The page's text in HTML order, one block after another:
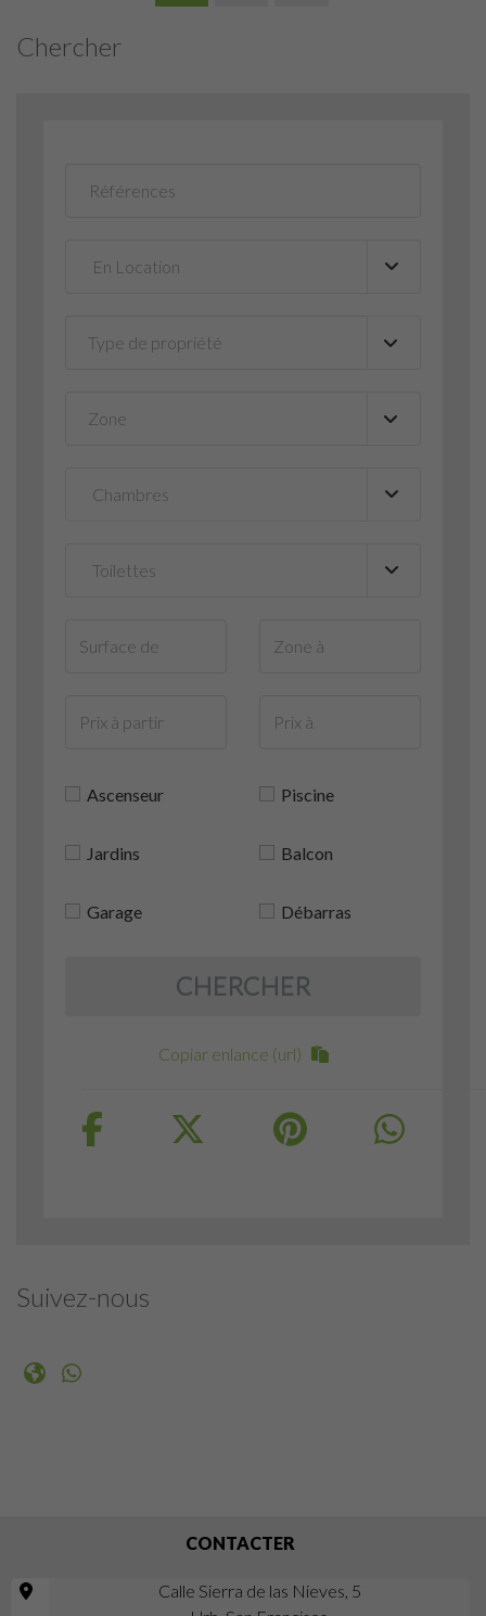
Chercher
Type de propriété ▼
Zone ▼
Ascenseur Piscine
Jardins Balcon
Garage Débarras
CHERCHER
Copiar enlance (url)
Suivez-nous
CONTACTER
Calle Sierra de las Nieves, 5